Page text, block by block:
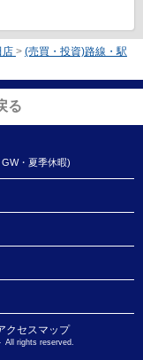
店 > (売買・投資)路線・駅
る
・夏季休暇)
クセスマップ
All rights reserved.